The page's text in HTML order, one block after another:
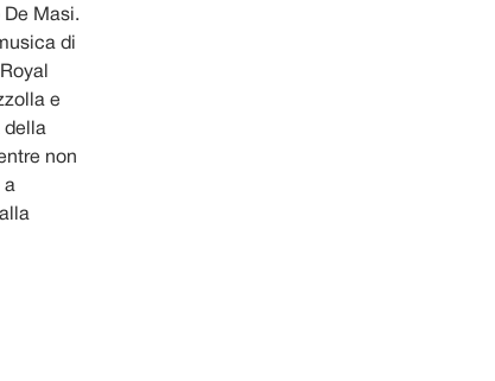
Masi.
di
e
della
non
a